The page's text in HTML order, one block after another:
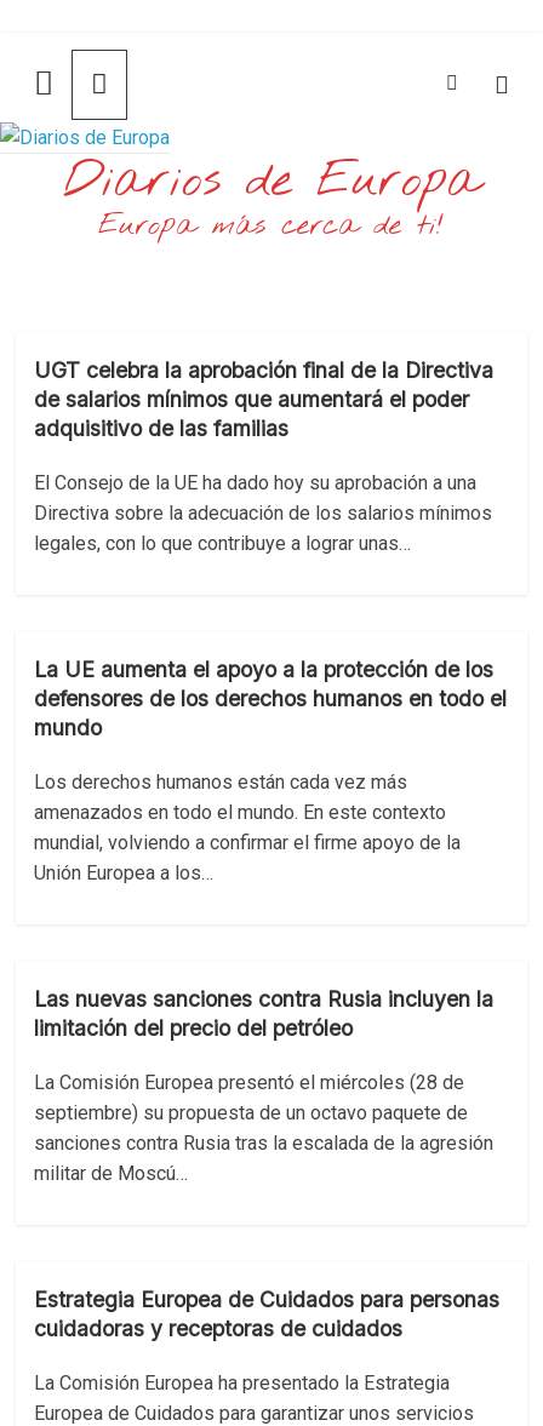
contenido
Diarios de Europa
Europa más cerca de ti!
UGT celebra la aprobación final de la Directiva
de salarios mínimos que aumentará el poder
adquisitivo de las familias
El Consejo de la UE ha dado hoy su aprobación a una
Directiva sobre la adecuación de los salarios mínimos
legales, con lo que contribuye a lograr unas…
La UE aumenta el apoyo a la protección de los
defensores de los derechos humanos en todo el
mundo
Los derechos humanos están cada vez más
amenazados en todo el mundo. En este contexto
mundial, volviendo a confirmar el firme apoyo de la
Unión Europea a los…
Las nuevas sanciones contra Rusia incluyen la
limitación del precio del petróleo
La Comisión Europea presentó el miércoles (28 de
septiembre) su propuesta de un octavo paquete de
sanciones contra Rusia tras la escalada de la agresión
militar de Moscú…
Estrategia Europea de Cuidados para personas
cuidadoras y receptoras de cuidados
La Comisión Europea ha presentado la Estrategia
Europea de Cuidados para garantizar unos servicios